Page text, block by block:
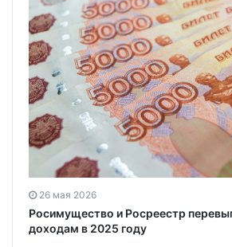
26 мая 2026
Росимущество и Росреестр
доходам в 2025 году